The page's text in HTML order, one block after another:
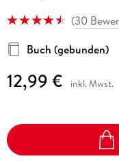
(30
Buch (gebunden)
12,99 € inkl. Mwst.